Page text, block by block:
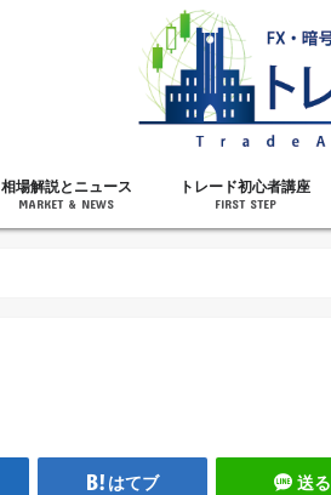
相場解説とニュース
MARKET & NEWS
トレード初心者講座
FIRST STEP
はてブ 送る